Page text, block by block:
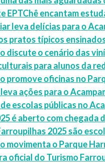
encantam
leva delícias para o
pratos típicos
discute o cenário das
para alunos da
promove oficinas no
ações para o
escolas públicas no
é aberto com chegada
2025 são
movimenta o Parque
oficial do Turismo